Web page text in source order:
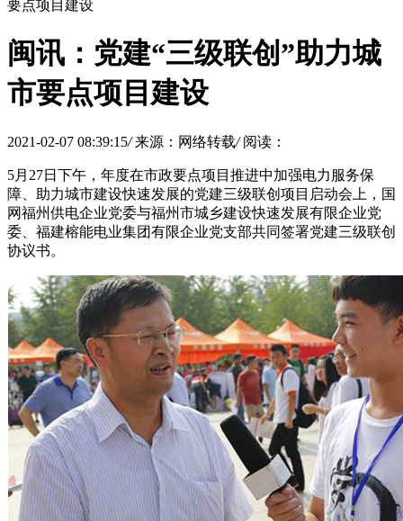
要点项目建设
闽讯：党建“三级联创”助力城
市要点项目建设
2021-02-07 08:39:15/ 来源：网络转载/ 阅读：
5月27日下午，年度在市政要点项目推进中加强电力服务保
障、助力城市建设快速发展的党建三级联创项目启动会上，国
网福州供电企业党委与福州市城乡建设快速发展有限企业党
委、福建榕能电业集团有限企业党支部共同签署党建三级联创
协议书。